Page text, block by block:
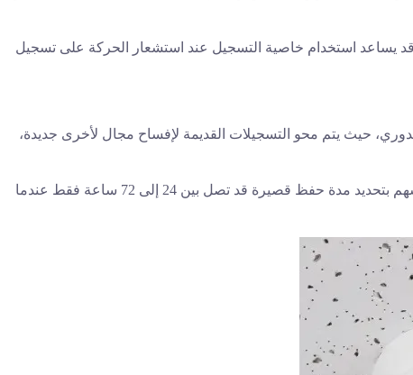
يساعد استخدام خاصية التسجيل عند استشعار الحركة على تسجيل
حيث يتم محو التسجيلات القديمة لإفساح مجال لأخرى جديدة،
في حال كانت الكاميرات ذات سعة معقولة، فإن أقصر فترة تخزين لها قد تتراوح بين 10 إلى 15 يوما، وفي بعض الاحيان، قد يقوم الأفراد أنفسهم بتحديد مدة حفظ قصيرة قد تصل بين 24 إلى 72 ساعة فقط عندما